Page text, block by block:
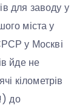
для заводу у
міста у
у Москві
йде не
кілометрів
до